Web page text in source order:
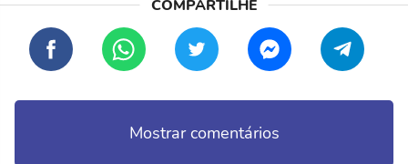
Mostrar comentários